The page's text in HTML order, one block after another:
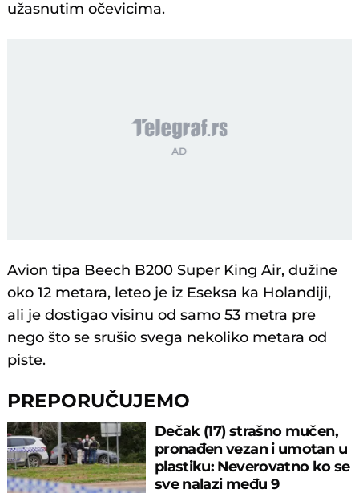
užasnutim očevicima.
Avion tipa Beech B200 Super King Air, dužine
oko 12 metara, leteo je iz Eseksa ka Holandiji,
ali je dostigao visinu od samo 53 metra pre
nego što se srušio svega nekoliko metara od
piste.
PREPORUČUJEMO
Dečak (17) strašno mučen,
pronađen vezan i umotan u
plastiku: Neverovatno ko se
sve nalazi među 9